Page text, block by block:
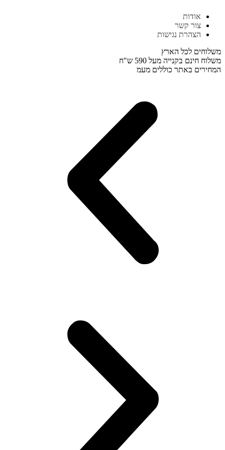
לתוכן
אודות
צור קשר
הצהרת נגישות
משלוחים לכל הארץ
משלוח חינם בקנייה מעל 590 ש"ח
המחירים באתר כוללים מעמ